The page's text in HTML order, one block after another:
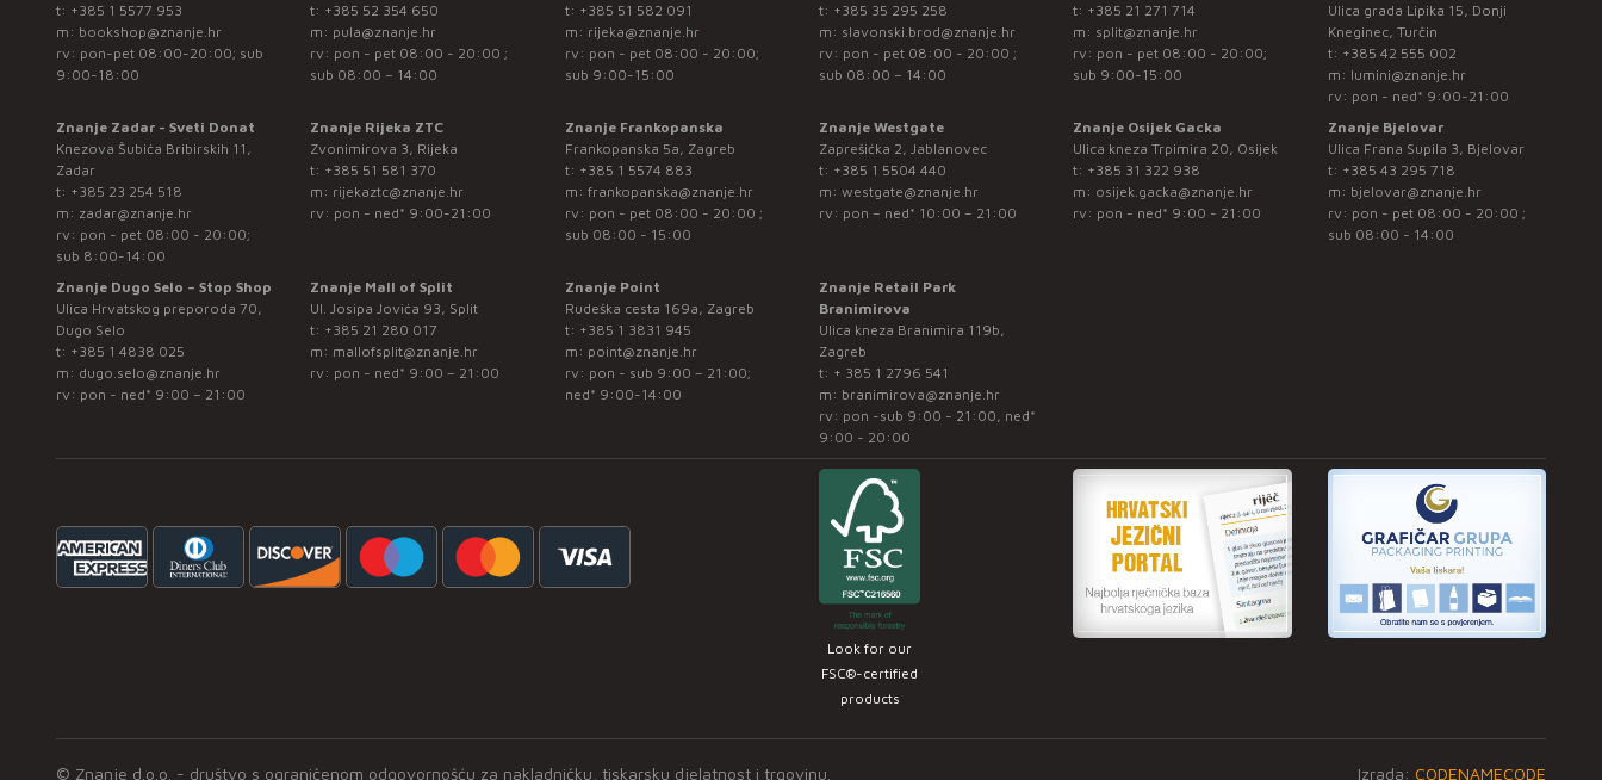
t: +385 1 5577 953
m: bookshop@znanje.hr
rv: pon-pet 08:00-20:00; sub
9:00-18:00
t: +385 52 354 650
m: pula@znanje.hr
rv: pon - pet 08:00 - 20:00 ;
sub 08:00 – 14:00
t: +385 51 582 091
m: rijeka@znanje.hr
rv: pon - pet 08:00 - 20:00;
sub 9:00-15:00
t: +385 35 295 258
m: slavonski.brod@znanje.hr
rv: pon - pet 08:00 - 20:00 ;
sub 08:00 – 14:00
t: +385 21 271 714
m: split@znanje.hr
rv: pon - pet 08:00 - 20:00;
sub 9:00-15:00
Ulica grada Lipika 15, Donji
Kneginec, Turčin
t: +385 42 555 002
m: lumini@znanje.hr
rv: pon - ned* 9:00-21:00
Znanje Zadar - Sveti Donat
Knezova Šubića Bribirskih 11,
Zadar
t: +385 23 254 518
m: zadar@znanje.hr
rv: pon - pet 08:00 - 20:00;
sub 8:00-14:00
Znanje Rijeka ZTC
Zvonimirova 3, Rijeka
t: +385 51 581 370
m: rijekaztc@znanje.hr
rv: pon - ned* 9:00-21:00
Znanje Frankopanska
Frankopanska 5a, Zagreb
t: +385 1 5574 883
m: frankopanska@znanje.hr
rv: pon - pet 08:00 - 20:00 ;
sub 08:00 - 15:00
Znanje Westgate
Zaprešićka 2, Jablanovec
t: +385 1 5504 440
m: westgate@znanje.hr
rv: pon – ned* 10:00 – 21:00
Znanje Osijek Gacka
Ulica kneza Trpimira 20, Osijek
t: +385 31 322 938
m: osijek.gacka@znanje.hr
rv: pon - ned* 9:00 - 21:00
Znanje Bjelovar
Ulica Frana Supila 3, Bjelovar
t: +385 43 295 718
m: bjelovar@znanje.hr
rv: pon - pet 08:00 - 20:00 ;
sub 08:00 - 14:00
Znanje Dugo Selo – Stop Shop
Ulica Hrvatskog preporoda 70,
Dugo Selo
t: +385 1 4838 025
m: dugo.selo@znanje.hr
rv: pon - ned* 9:00 – 21:00
Znanje Mall of Split
Ul. Josipa Jovića 93, Split
t: +385 21 280 017
m: mallofsplit@znanje.hr
rv: pon - ned* 9:00 – 21:00
Znanje Point
Rudeška cesta 169a, Zagreb
t: +385 1 3831 945
m: point@znanje.hr
rv: pon - sub 9:00 – 21:00;
ned* 9:00-14:00
Znanje Retail Park
Branimirova
Ulica kneza Branimira 119b,
Zagreb
t: + 385 1 2796 541
m: branimirova@znanje.hr
rv: pon -sub 9:00 - 21:00, ned*
9:00 - 20:00
Look for our
FSC®-certified
products
© Znanje d.o.o. - društvo s ograničenom odgovornošću za nakladničku, tiskarsku djelatnost i trgovinu. Izrada: CODENAMECODE